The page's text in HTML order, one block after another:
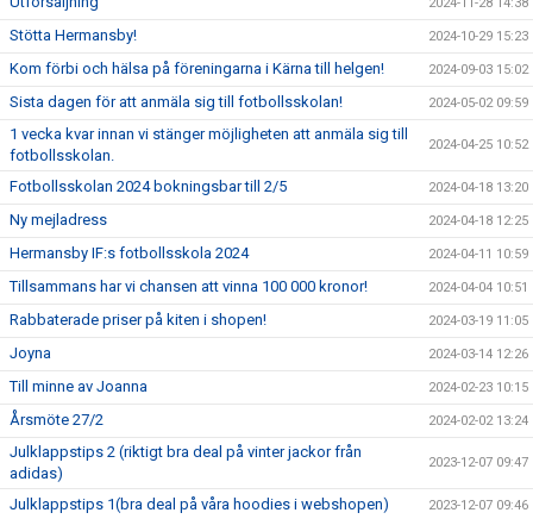
Stötta Hermansby! 2024-10-29 15:23
Kom förbi och hälsa på föreningarna i Kärna till helgen! 2024-09-03 15:02
Sista dagen för att anmäla sig till fotbollsskolan! 2024-05-02 09:59
1 vecka kvar innan vi stänger möjligheten att anmäla sig till
fotbollsskolan.
2024-04-25 10:52
Fotbollsskolan 2024 bokningsbar till 2/5 2024-04-18 13:20
Ny mejladress 2024-04-18 12:25
Hermansby IF:s fotbollsskola 2024 2024-04-11 10:59
Tillsammans har vi chansen att vinna 100 000 kronor! 2024-04-04 10:51
Rabbaterade priser på kiten i shopen! 2024-03-19 11:05
Joyna 2024-03-14 12:26
Till minne av Joanna 2024-02-23 10:15
Årsmöte 27/2 2024-02-02 13:24
Julklappstips 2 (riktigt bra deal på vinter jackor från
adidas)
2023-12-07 09:47
Julklappstips 1(bra deal på våra hoodies i webshopen) 2023-12-07 09:46